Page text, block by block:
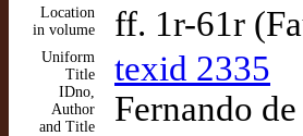
Location
in volume
ff. 1r-61r
Uniform
Title
IDno,
Author
and Title
texid 2335
Fernando